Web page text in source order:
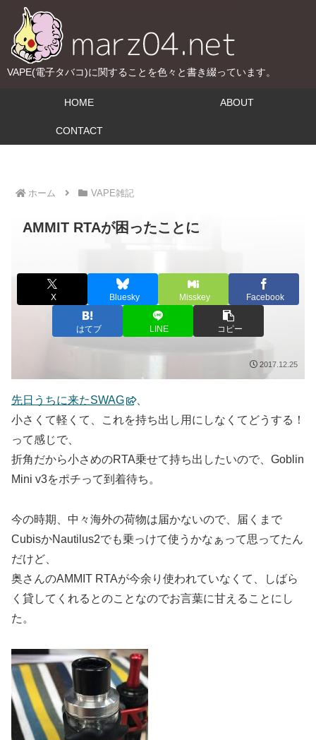
VAPE(電子タバコ)に関することを色々と書き綴っています。
HOME ABOUT
CONTACT
ホーム VAPE雑記
AMMIT RTAが困ったことに
X Bluesky Misskey Facebook
はてブ LINE コピー
2017.12.25
先日うちに来たSWAG
、
小さくて軽くて、これを持ち出し用にしなくてどうする！
って感じで、
折角だから小さめのRTA乗せて持ち出したいので、Goblin
Mini v3をポチって到着待ち。
今の時期、中々海外の荷物は届かないので、届くまで
CubisかNautilus2でも乗っけて使うかなぁって思ってたん
だけど、
奥さんのAMMIT RTAが今余り使われていなくて、しばら
く貸してくれるとのことなのでお言葉に甘えることにし
た。